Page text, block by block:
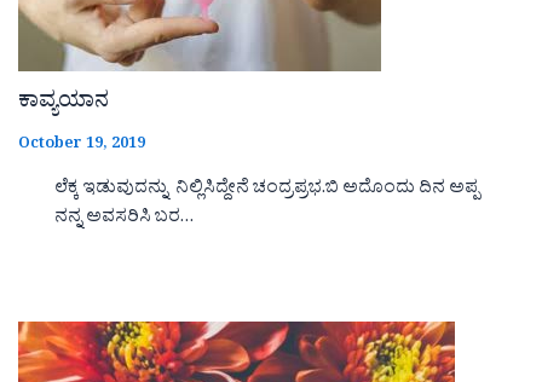
ಕಾವ್ಯಯಾನ
October 19, 2019
ಲೆಕ್ಕ ಇಡುವುದನ್ನು ನಿಲ್ಲಿಸಿದ್ದೇನೆ ಚಂದ್ರಪ್ರಭ.ಬಿ ಅದೊಂದು ದಿನ ಅಪ್ಪ
ನನ್ನ ಅವಸರಿಸಿ ಬರ…